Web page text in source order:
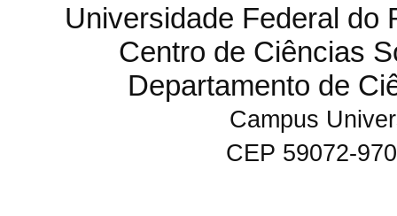
Universidade Federal do
Centro de Ciências
Departamento de
Campus
CEP 59072-